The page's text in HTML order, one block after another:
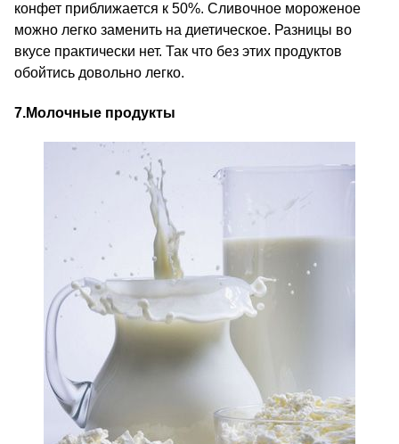
конфет приближается к 50%. Сливочное мороженое
можно легко заменить на диетическое. Разницы во
вкусе практически нет. Так что без этих продуктов
обойтись довольно легко.
7.Молочные продукты